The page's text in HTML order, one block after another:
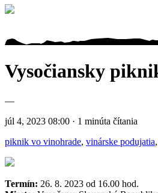
Vysočiansky
—
júl 4, 2023 08:00 · 1 minúta čítania
piknik vo vinohrade, vinárske podujatia,
Termín: 26. 8. 2023 od 16.00 hod.